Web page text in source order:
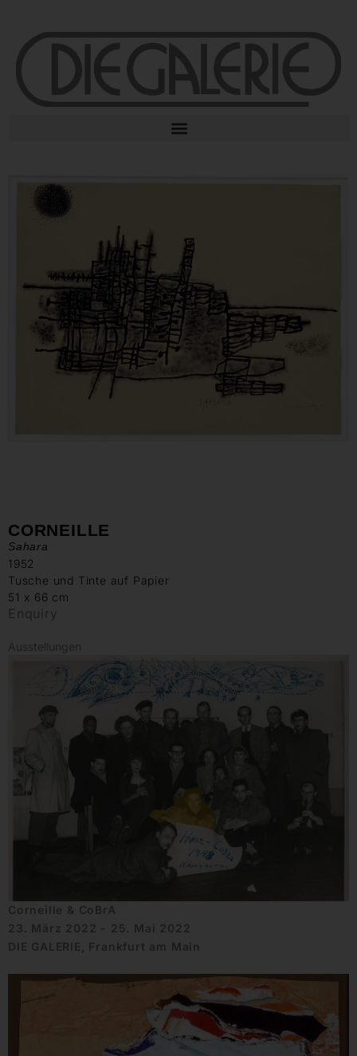
CORNEILLE
Sahara
1952
Tusche und Tinte auf Papier
51 x 66 cm
Enquiry
Ausstellungen
Corneille & CoBrA
23. März 2022 - 25. Mai 2022
DIE GALERIE, Frankfurt am Main